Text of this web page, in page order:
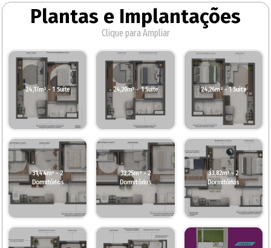
Plantas e Implantações
Clique para Ampliar
24,17m² - 1 Suíte 24,20m² - 1 Suíte 24,26m² - 1 Suíte
31,44m² - 2
Dormitórios
32,25m² - 2
Dormitórios
33,82m² - 2
Dormitórios